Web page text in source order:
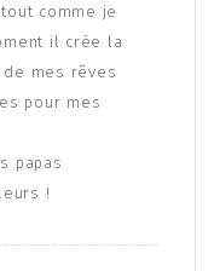
comme je
il crée la
de mes rêves
pour mes
papas
!